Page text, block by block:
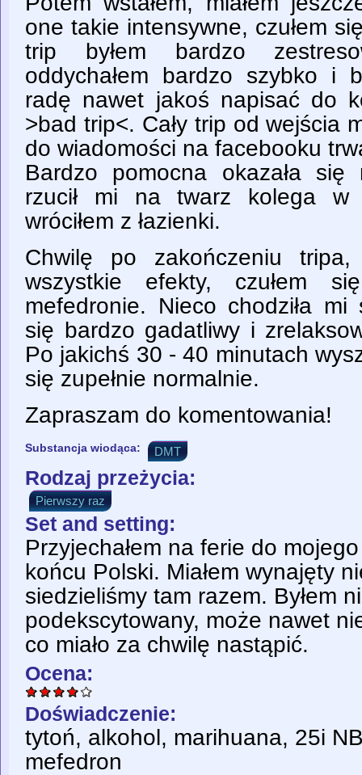
one takie intensywne, czułem
trip byłem bardzo
oddychałem bardzo szybko i
radę nawet jakoś napisać do
>bad trip<. Cały trip od wejścia
do wiadomości na facebooku
Bardzo pomocna okazała
rzucił mi na twarz kolega w
wróciłem z łazienki.
Chwilę po zakończeniu
wszystkie efekty, czułem
mefedronie. Nieco chodziła mi
się bardzo gadatliwy i
Po jakichś 30 - 40 minutach
się zupełnie normalnie.
Zapraszam do komentowania!
Substancja wiodąca: DMT
Rodzaj przeżycia:
Pierwszy raz
Set and setting:
Przyjechałem na ferie do
końcu Polski. Miałem wynajęty
siedzieliśmy tam razem. Byłem
podekscytowany, może nawet
co miało za chwilę nastąpić.
Ocena:
Doświadczenie:
tytoń, alkohol, marihuana, 25i
mefedron